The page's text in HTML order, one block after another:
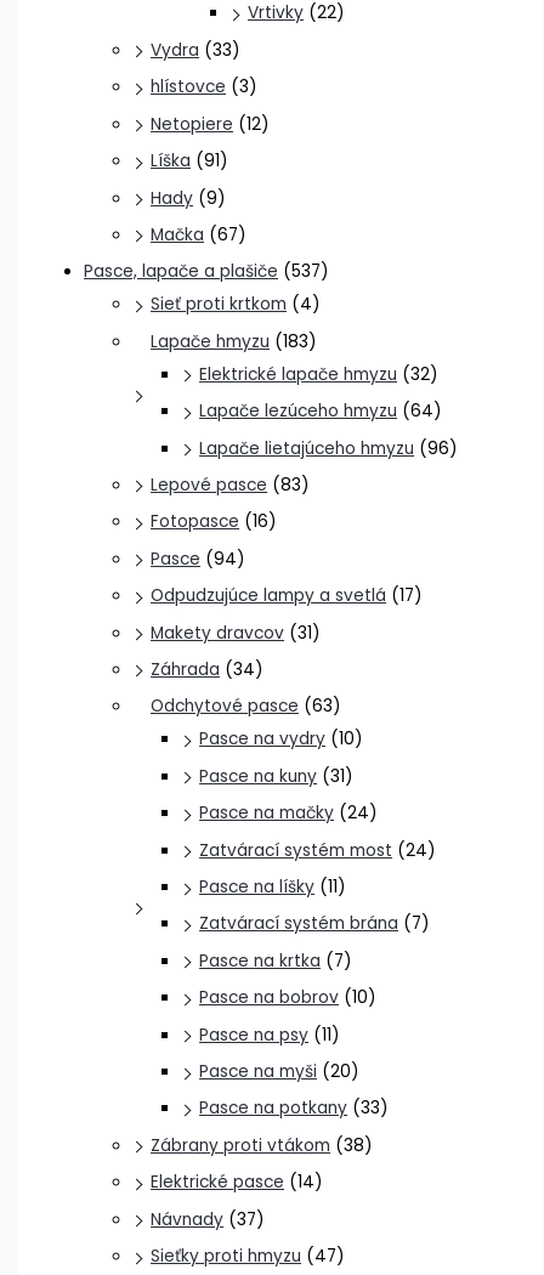
Vrtivky (22)
Vydra (33)
hlístovce (3)
Netopiere (12)
Líška (91)
Hady (9)
Mačka (67)
Pasce, lapače a plašiče (537)
Sieť proti krtkom (4)
Lapače hmyzu (183)
Elektrické lapače hmyzu (32)
Lapače lezúceho hmyzu (64)
Lapače lietajúceho hmyzu (96)
Lepové pasce (83)
Fotopasce (16)
Pasce (94)
Odpudzujúce lampy a svetlá (17)
Makety dravcov (31)
Záhrada (34)
Odchytové pasce (63)
Pasce na vydry (10)
Pasce na kuny (31)
Pasce na mačky (24)
Zatvárací systém most (24)
Pasce na líšky (11)
Zatvárací systém brána (7)
Pasce na krtka (7)
Pasce na bobrov (10)
Pasce na psy (11)
Pasce na myši (20)
Pasce na potkany (33)
Zábrany proti vtákom (38)
Elektrické pasce (14)
Návnady (37)
Sieťky proti hmyzu (47)